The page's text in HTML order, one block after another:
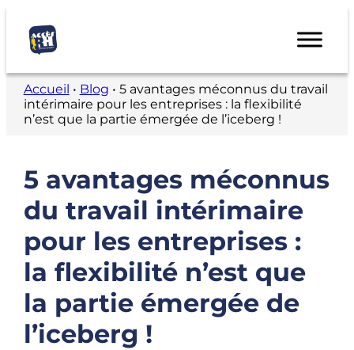
Accueil • Blog • 5 avantages méconnus du travail
intérimaire pour les entreprises : la flexibilité
n’est que la partie émergée de l’iceberg !
5 avantages méconnus
du travail intérimaire
pour les entreprises :
la flexibilité n’est que
la partie émergée de
l’iceberg !